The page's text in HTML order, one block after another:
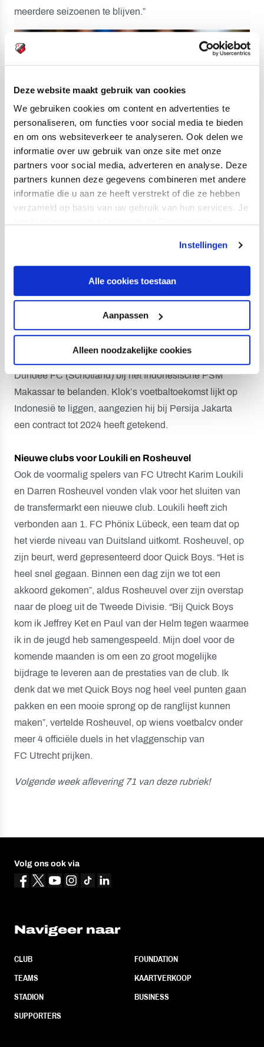
Deze website maakt gebruik van cookies
We gebruiken cookies om content en advertenties te
personaliseren, om functies voor social media te bieden
en om ons websiteverkeer te analyseren. Ook delen we
informatie over uw gebruik van onze site met onze
partners voor social media, adverteren en analyse. Deze
partners kunnen deze gegevens combineren met andere
informatie die u aan ze heeft verstrekt of die ze hebben
verzameld op basis van uw gebruik van hun services. Je
Instellingen
Alle cookies toestaan
Aanpassen
Alleen noodzakelijke cookies
meerdere seizoenen te blijven.”
Na precies 100 officiële matchen in het shirt van PSM
Makassar is Marc Klok op Deadline Day overgestapt
naar een andere grote club in Indonesië: Persija Jakarta.
werd, treft de voormalig speler van FC Utrecht onder
om vervolgens via Oldham Athletic (Engeland) en
Dundee FC (Schotland) bij het Indonesische PSM
Makassar te belanden. Klok’s voetbaltoekomst lijkt op
Indonesië te liggen, aangezien hij bij Persija Jakarta
een contract tot 2024 heeft getekend.
Nieuwe clubs voor Loukili en Rosheuvel
Ook de voormalig spelers van FC Utrecht Karim Loukili
en Darren Rosheuvel vonden vlak voor het sluiten van
de transfermarkt een nieuwe club. Loukili heeft zich
verbonden aan 1. FC Phönix Lübeck, een team dat op
het vierde niveau van Duitsland uitkomt. Rosheuvel, op
zijn beurt, werd gepresenteerd door Quick Boys. “Het is
heel snel gegaan. Binnen een dag zijn we tot een
akkoord gekomen”, aldus Rosheuvel over zijn overstap
naar de ploeg uit de Tweede Divisie. “Bij Quick Boys
kom ik Jeffrey Ket en Paul van der Helm tegen waarmee
ik in de jeugd heb samengespeeld. Mijn doel voor de
komende maanden is om een zo groot mogelijke
bijdrage te leveren aan de prestaties van de club. Ik
denk dat we met Quick Boys nog heel veel punten gaan
pakken en een mooie sprong op de ranglijst kunnen
maken”, vertelde Rosheuvel, op wiens voetbalcv onder
meer 4 officiële duels in het vlaggenschip van
FC Utrecht prijken.
Volgende week aflevering 71 van deze rubriek!
Volg ons ook via
Navigeer naar
CLUB
TEAMS
STADION
SUPPORTERS
FOUNDATION
KAARTVERKOOP
BUSINESS